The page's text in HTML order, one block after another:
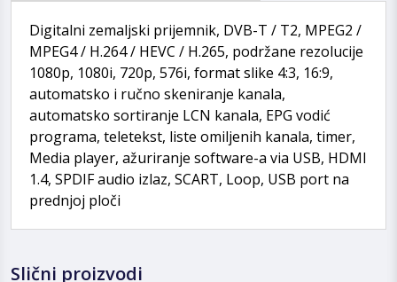
Digitalni zemaljski prijemnik, DVB-T / T2, MPEG2 /
MPEG4 / H.264 / HEVC / H.265, podržane rezolucije
1080p, 1080i, 720p, 576i, format slike 4:3, 16:9,
automatsko i ručno skeniranje kanala,
automatsko sortiranje LCN kanala, EPG vodić
programa, teletekst, liste omiljenih kanala, timer,
Media player, ažuriranje software-a via USB, HDMI
1.4, SPDIF audio izlaz, SCART, Loop, USB port na
prednjoj ploči
Slični proizvodi